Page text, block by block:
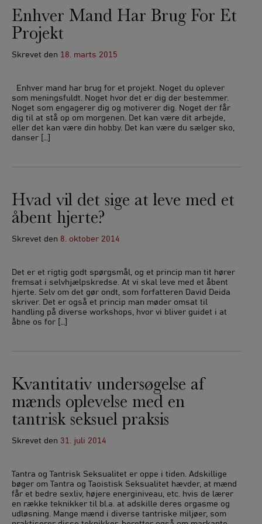
Enhver Mand Har Brug For Et
Projekt
Skrevet den 18. marts 2015
Enhver mand har brug for et projekt. Noget du oplever
som meningsfuldt. Noget hvor det er dig der bestemmer.
Noget som engagerer dig og motiverer dig. Noget der får
dig til at stå op om morgenen. Det kan være dit arbejde,
eller det kan være din hobby. Det kan være du sælger sko,
danser […]
Hvad vil det sige at leve med et
åbent hjerte?
Skrevet den 8. oktober 2014
Det er et rigtig godt spørgsmål, og et princip man tit hører
fremsat i selvhjælpskredse. At vi skal leve med et åbent
hjerte. Selv om det gør ondt, som forfatteren David Deida
skriver. Det er også et princip man møder omsat til
handling på diverse workshops, hvor vi bliver guidet i at
åbne os for […]
Kvantitativ undersøgelse af
mænds oplevelse med en
tantrisk seksuel praksis
Skrevet den 31. juli 2014
Tantra og Tantrisk Seksualitet er oppe i tiden. Adskillige
bøger om Tantra og Taoistisk Seksualitet hævder, at mænd
får et bedre sexliv, højere energiniveau, etc. hvis de lærer
en række teknikker til bl.a. at adskille deres orgasme og
udløsning. Mange mænd i diverse tantriske miljøer, som